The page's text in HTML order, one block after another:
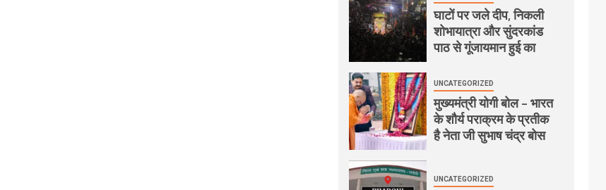
घाटों पर जले दीप, निकली
शोभायात्रा और सुंदरकांड
पाठ से गूंजायमान हुई का
UNCATEGORIZED
मुख्यमंत्री योगी बोल – भारत
के शौर्य पराक्रम के प्रतीक
है नेता जी सुभाष चंद्र बोस
UNCATEGORIZED